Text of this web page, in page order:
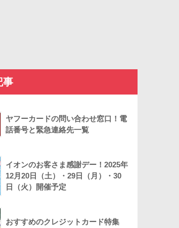
事
ヤフーカードの問い合わせ窓口！電
話番号と緊急連絡先一覧
イオンのお客さま感謝デー！2025年
12月20日（土）・29日（月）・30
日（火）開催予定
おすすめのクレジットカード特集